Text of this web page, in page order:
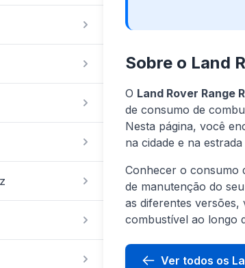
Sobre o Land
O Land Rover Range
de consumo de
Nesta página, você
na cidade e na
Conhecer o consumo
de manutenção do
as diferentes versões,
combustível ao longo
Ver todos os